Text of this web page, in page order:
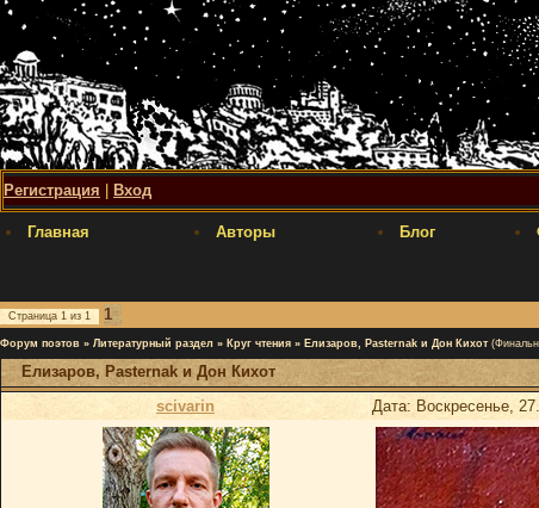
Регистрация Вход
Главная Авторы Блог
Страница 1 из 1 1
Форум поэтов » Литературный раздел » Круг чтения » Елизаров, Pasternak и Дон Кихот
Елизаров, Pasternak и Дон Кихот
scivarin
Дата: Воскресенье,